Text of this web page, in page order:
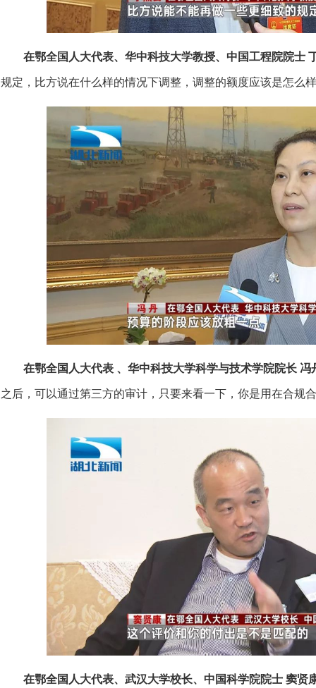
在鄂全国人大代表、华中科技大学教授、中国工程院院士
规定，比方说在什么样的情况下调整，调整的额度应该是怎么
在鄂全国人大代表 、华中科技大学科学与技术学院院长 冯
之后，可以通过第三方的审计，只要来看一下，你是用在合规
在鄂全国人大代表、武汉大学校长、中国科学院院士 窦贤